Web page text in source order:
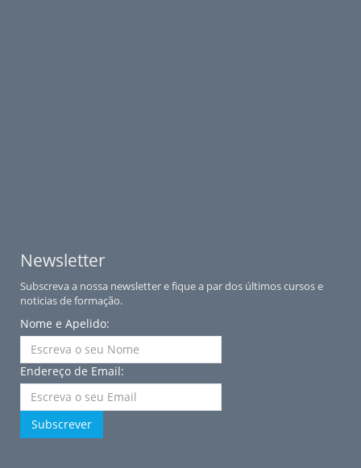
Newsletter
Subscreva a nossa newsletter e fique a par dos últimos cursos e
noticias de formação.
Nome e Apelido:
Endereço de Email:
Subscrever